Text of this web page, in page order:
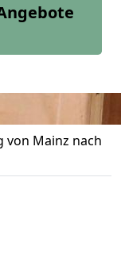
von Mainz nach